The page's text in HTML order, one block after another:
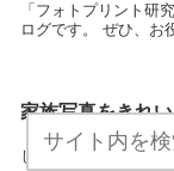
「フォトプリント研
ログです。 ぜひ、
家族写真をきれ
「家族写真をきれい
しているブログです